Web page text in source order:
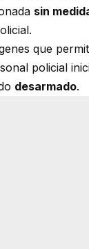
sin
que
policial
desarmado.